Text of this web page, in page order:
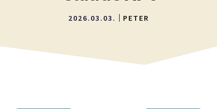
2026.03.03. PETER